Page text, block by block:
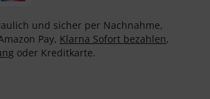
und sicher per Nachnahme,
Pay, Klarna Sofort bezahlen,
oder Kreditkarte.